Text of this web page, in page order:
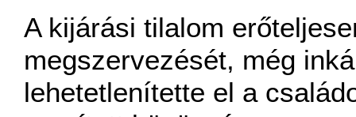
A kijárási tilalom
megszervezését, még
lehetetlenítette el a